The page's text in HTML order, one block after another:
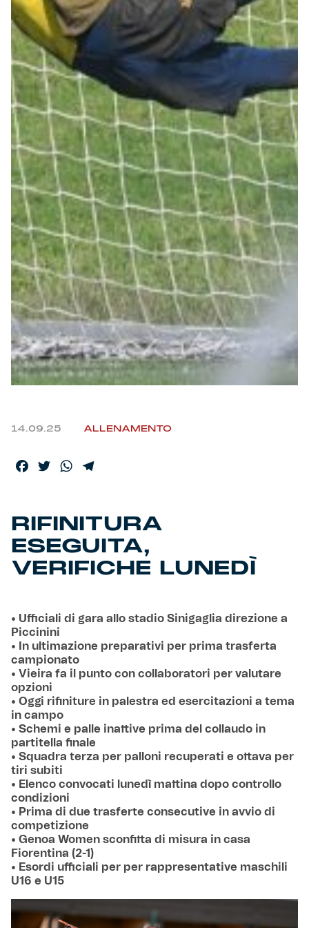
Robe di Kappa x Genoa
Vintage Collection
Red&Blue Voices
Kids
Accessori
Party
Outlet
Caffè Boasi x Genoa
Helan x Genoa
Isolani x Genoa
14.09.25 ALLENAMENTO
Facebook
TwitterWhatsApp
RIFINITURA
ESEGUITA,
VERIFICHE LUNEDÌ
• Ufficiali di gara allo stadio Sinigaglia direzione a
Piccinini
• In ultimazione preparativi per prima trasferta
campionato
• Vieira fa il punto con collaboratori per valutare
opzioni
• Oggi rifiniture in palestra ed esercitazioni a tema
in campo
• Schemi e palle inattive prima del collaudo in
partitella finale
• Squadra terza per palloni recuperati e ottava per
tiri subiti
• Elenco convocati lunedì mattina dopo controllo
condizioni
• Prima di due trasferte consecutive in avvio di
competizione
• Genoa Women sconfitta di misura in casa
Fiorentina (2-1)
• Esordi ufficiali per per rappresentative maschili
U16 e U15